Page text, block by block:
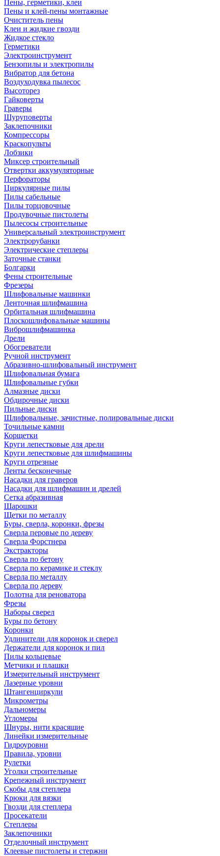
Пены, герметики, клеи
Пены и клей-пены монтажные
Очиститель пены
Клеи и жидкие гвозди
Жидкое стекло
Герметики
Электроинструмент
Бензопилы и электропилы
Вибратор для бетона
Воздуходувка пылесос
Высоторез
Гайковерты
Граверы
Шуруповерты
Заклепочники
Компрессоры
Краскопульты
Лобзики
Миксер строительный
Отвертки аккумуляторные
Перфораторы
Циркулярные пилы
Пилы сабельные
Пилы торцовочные
Продувочные пистолеты
Пылесосы строительные
Универсальный электроинструмент
Электрорубанки
Электрические степлеры
Заточные станки
Болгарки
Фены строительные
Фрезеры
Шлифовальные машинки
Ленточная шлифмашина
Орбитальная шлифмашина
Плоскошлифовальные машины
Виброшлифмашинка
Дрели
Обогреватели
Ручной инструмент
Абразивно-шлифовальный инструмент
Шлифовальная бумага
Шлифовальные губки
Алмазные диски
Обдирочные диски
Пильные диски
Шлифовальные, зачистные, полировальные диски
Точильные камни
Корщетки
Круги лепестковые для дрели
Круги лепестковые для шлифмашины
Круги отрезные
Ленты бесконечные
Насадки для граверов
Насадки для шлифмашин и дрелей
Сетка абразивная
Шарошки
Щетки по металлу
Буры, сверла, коронки, фрезы
Сверла перовые по дереву
Сверла Форстнера
Экстракторы
Сверла по бетону
Сверла по керамике и стеклу
Сверла по металлу
Сверла по дереву
Полотна для реноватора
Фрезы
Наборы сверел
Буры по бетону
Коронки
Удлинители для коронок и сверел
Держатели для коронок и пил
Пилы кольцевые
Метчики и плашки
Измерительный инструмент
Лазерные уровни
Штангенциркули
Микрометры
Дальномеры
Угломеры
Шнуры, нити красящие
Линейки измерительные
Гидроуровни
Правила, уровни
Рулетки
Уголки строительные
Крепежный инструмент
Скобы для степлера
Крюки для вязки
Гвозди для степлера
Просекатели
Степлеры
Заклепочники
Отделочный инструмент
Клеевые пистолеты и стержни